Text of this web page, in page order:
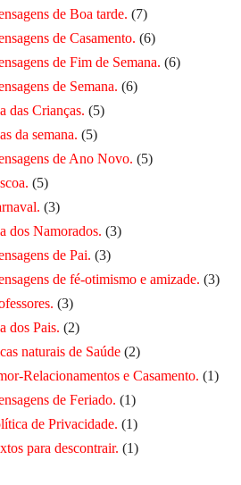
de Boa tarde. (7)
de Casamento. (6)
de Fim de Semana. (6)
de Semana. (6)
das Crianças. (5)
da semana. (5)
de Ano Novo. (5)
(5)
(3)
dos Namorados. (3)
de Pai. (3)
de fé-otimismo e amizade. (3)
(3)
dos Pais. (2)
naturais de Saúde (2)
Relacionamentos e Casamento. (1)
de Feriado. (1)
de Privacidade. (1)
para descontrair. (1)